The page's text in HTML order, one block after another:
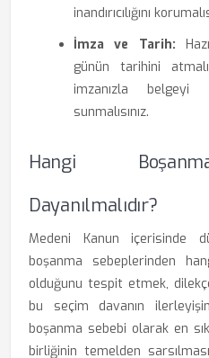
inandırıcılığını
İmza ve Tarih:
günün tarihini
imzanızla belgeyi
sunmalısınız.
Hangi
Dayanılmalıdır?
Medeni Kanun içerisinde
boşanma sebeplerinden
olduğunu tespit etmek,
bu seçim davanın
boşanma sebebi olarak en
birliğinin temelden